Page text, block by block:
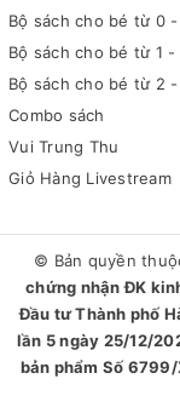
Bộ sách cho bé từ 0
Bộ sách cho bé từ 1
Bộ sách cho bé từ 2
Combo sách
Vui Trung Thu
Giỏ Hàng Livestream
© Bản quyền
chứng nhận ĐK
Đầu tư Thành phố
lần 5 ngày 25/12/
bản phẩm Số